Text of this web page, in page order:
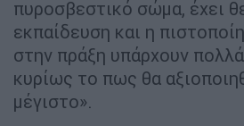
πυροσβεστικό σώμα, έχει
εκπαίδευση και η
στην πράξη υπάρχουν
κυρίως το πως θα
μέγιστο».